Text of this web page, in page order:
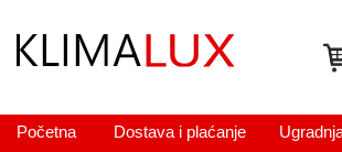
Početna Dostava i plaćanje